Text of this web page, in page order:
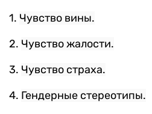
1. Чувство вины.
2. Чувство жалости.
3. Чувство страха.
4. Гендерные стереотипы.